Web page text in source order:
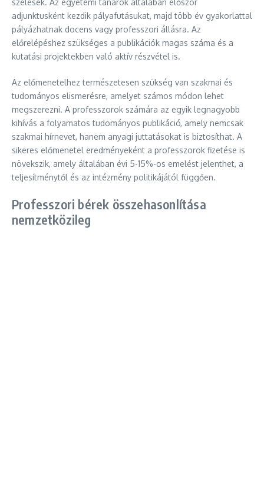
szélesek. Az egyetemi tanárok általában először
adjunktusként kezdik pályafutásukat, majd több év gyakorlattal
pályázhatnak docens vagy professzori állásra. Az
előrelépéshez szükséges a publikációk magas száma és a
kutatási projektekben való aktív részvétel is.
Az előmenetelhez természetesen szükség van szakmai és
tudományos elismerésre, amelyet számos módon lehet
megszerezni. A professzorok számára az egyik legnagyobb
kihívás a folyamatos tudományos publikáció, amely nemcsak
szakmai hírnevet, hanem anyagi juttatásokat is biztosíthat. A
sikeres előmenetel eredményeként a professzorok fizetése is
növekszik, amely általában évi 5-15%-os emelést jelenthet, a
teljesítménytől és az intézmény politikájától függően.
Professzori bérek összehasonlítása
nemzetközileg